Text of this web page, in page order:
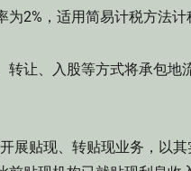
2%，适用简易计税方法计
转让、入股等方式将承包地
展贴现、转贴现业务，以